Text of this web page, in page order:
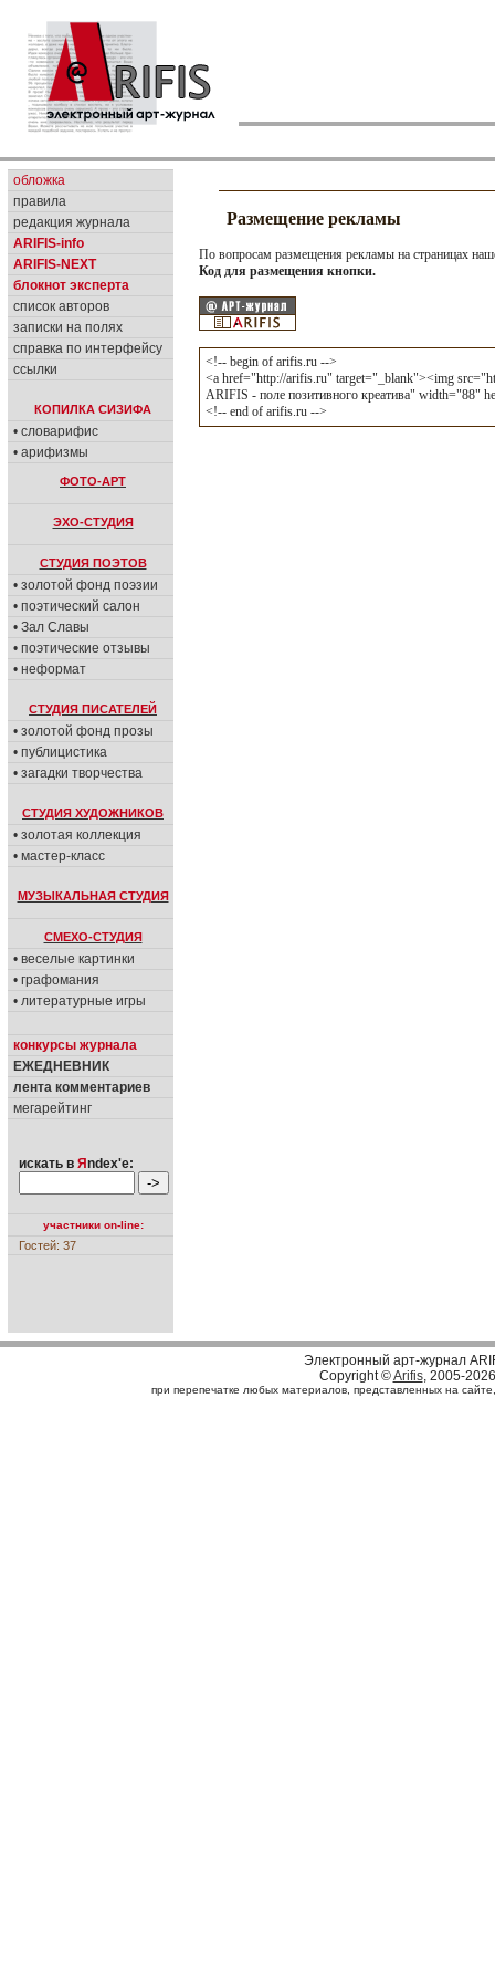
обложка
правила
редакция журнала
ARIFIS-info
ARIFIS-NEXT
блокнот эксперта
список авторов
записки на полях
справка по интерфейсу
ссылки
КОПИЛКА СИЗИФА
• словарифис
• арифизмы
ФОТО-АРТ
ЭХО-СТУДИЯ
СТУДИЯ ПОЭТОВ
• золотой фонд поэзии
• поэтический салон
• Зал Славы
• поэтические отзывы
• неформат
СТУДИЯ ПИСАТЕЛЕЙ
• золотой фонд прозы
• публицистика
• загадки творчества
СТУДИЯ ХУДОЖНИКОВ
• золотая коллекция
• мастер-класс
МУЗЫКАЛЬНАЯ СТУДИЯ
СМЕХО-СТУДИЯ
• веселые картинки
• графомания
• литературные игры
конкурсы журнала
ЕЖЕДНЕВНИК
лента комментариев
мегарейтинг
искать в Я ndex'е:
участники on-line:
Гостей: 37
Размещение рекламы
По вопросам размещения рекламы на страницах
Код для размещения кнопки.
<!-- begin of arifis.ru -->
<a href="http://arifis.ru" target="_blank"><img
ARIFIS - поле позитивного креатива" width="88"
<!-- end of arifis.ru -->
Электронный арт-журнал
Copyright ©Arifis, 2005-2026
при перепечатке любых материалов, представленных на